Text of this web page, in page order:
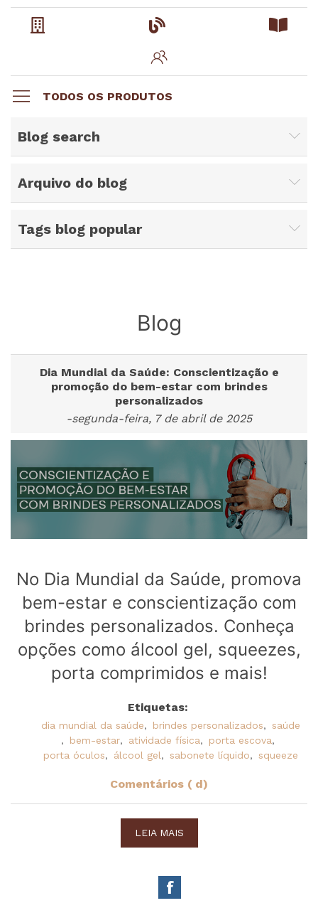
TODOS OS PRODUTOS
Blog search
Arquivo do blog
Tags blog popular
Blog
Dia Mundial da Saúde: Conscientização e
promoção do bem-estar com brindes
personalizados
-segunda-feira, 7 de abril de 2025
No Dia Mundial da Saúde, promova
bem-estar e conscientização com
brindes personalizados. Conheça
opções como álcool gel, squeezes,
porta comprimidos e mais!
Etiquetas:
dia mundial da saúde, brindes personalizados, saúde
,
bem-estar, atividade física, porta escova,
porta óculos, álcool gel, sabonete líquido, squeeze
Comentários ( d)
LEIA MAIS